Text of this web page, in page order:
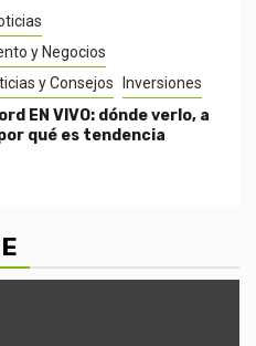
y Negocios
y Consejos
Inversiones
EN VIVO: dónde verlo, a
qué es tendencia